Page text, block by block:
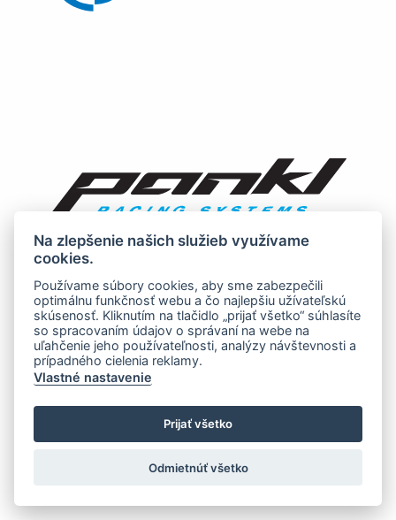
Na zlepšenie našich služieb využívame
cookies.
Používame súbory cookies, aby sme zabezpečili
optimálnu funkčnosť webu a čo najlepšiu užívateľskú
skúsenosť. Kliknutím na tlačidlo „prijať všetko“ súhlasíte
so spracovaním údajov o správaní na webe na
uľahčenie jeho používateľnosti, analýzy návštevnosti a
prípadného cielenia reklamy.
Vlastné nastavenie
Prijať všetko
Odmietnúť všetko